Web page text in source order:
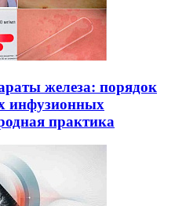
железа: порядок
инфузионных
практика